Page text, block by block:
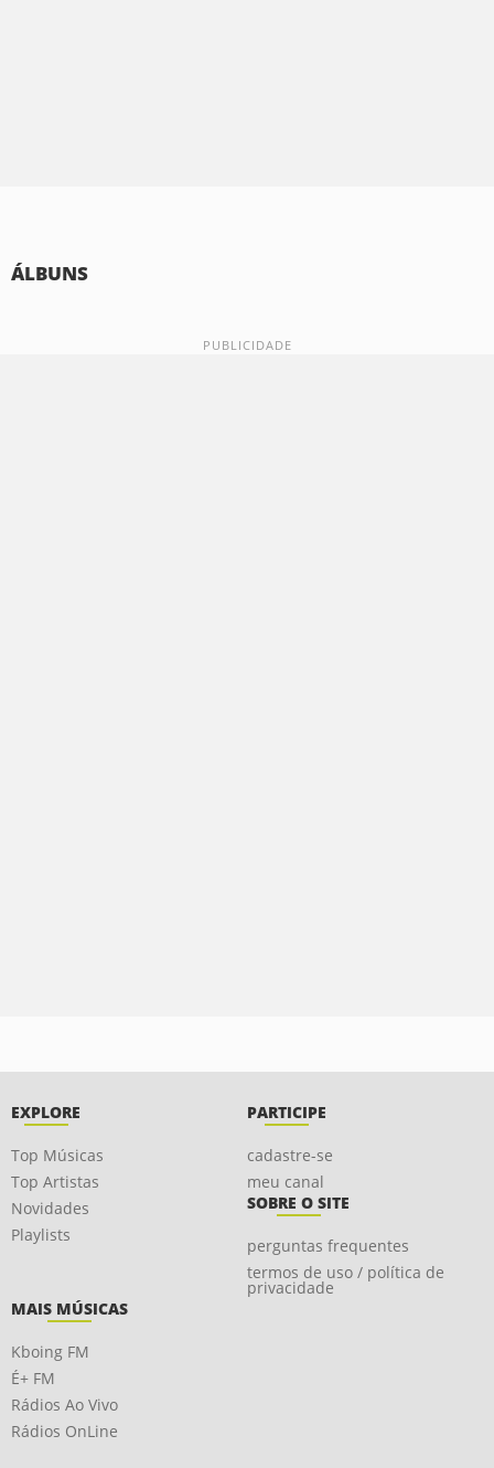
ÁLBUNS
EXPLORE
Top Músicas
Top Artistas
Novidades
Playlists
PARTICIPE
cadastre-se
meu canal
SOBRE O SITE
perguntas frequentes
termos de uso / política de
privacidade
MAIS MÚSICAS
Kboing FM
É+ FM
Rádios Ao Vivo
Rádios OnLine